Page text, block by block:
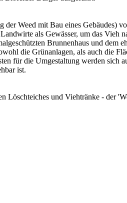
Weed mit Bau eines Gebäudes)
als Gewässer, um das Vieh
Brunnenhaus und dem
die Grünanlagen, als auch die
für die Umgestaltung werden sich
ist.
Löschteiches und Viehtränke - der